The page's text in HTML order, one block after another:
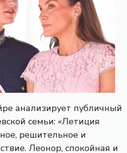
анализирует публичный
семьи: «Летиция
решительное и
Леонор, спокойная и